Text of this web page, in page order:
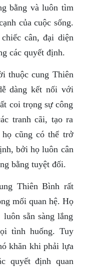
bằng và luôn tìm
của cuộc sống.
cân, đại diện
các quyết định.
thuộc cung Thiên
dàng kết nối với
coi trọng sự công
tranh cãi, tạo ra
cũng có thể trở
bởi họ luôn cân
bằng tuyệt đối.
Thiên Bình rất
mối quan hệ. Họ
sẵn sàng lắng
tình huống. Tuy
khăn khi phải lựa
quyết định quan